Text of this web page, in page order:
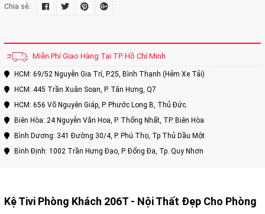
Chia sẻ:
Miễn Phí Giao Hàng Tại TP. Hồ Chí Minh
HCM: 69/52 Nguyễn Gia Trí, P.25, Bình Thạnh (Hẻm Xe Tải)
HCM: 445 Trần Xuân Soạn, P. Tân Hưng, Q7
HCM: 656 Võ Nguyên Giáp, P. Phước Long B, Thủ Đức.
Biên Hòa: 24 Nguyễn Văn Hoa, P. Thống Nhất, TP. Biên Hòa
Bình Dương: 341 Đường 30/4, P. Phú Thọ, Tp Thủ Dầu Một
Bình Định: 1002 Trần Hưng Đạo, P. Đống Đa, Tp. Quy Nhơn
Kệ Tivi Phòng Khách 206T - Nội Thất Đẹp Cho Phòng